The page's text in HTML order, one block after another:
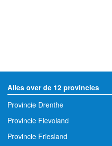
Alles over de 12 provincies
Provincie Drenthe
Provincie Flevoland
Provincie Friesland